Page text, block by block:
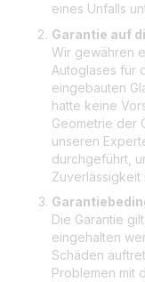
eines Unfalls
Garantie auf
Wir gewähren
Autoglases für
eingebauten
hatte keine
Geometrie der
unseren
durchgeführt,
Zuverlässigkeit
Die Garantie
eingehalten
Schäden
Problemen mit